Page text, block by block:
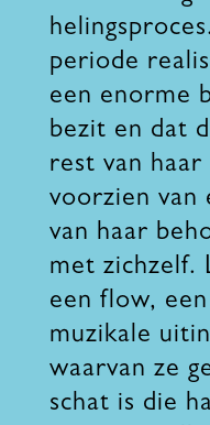
periode
een enorme
bezit en dat
rest van haar
voorzien van
van haar
met zichzelf.
een flow,
muzikale
waarvan ze
schat is die